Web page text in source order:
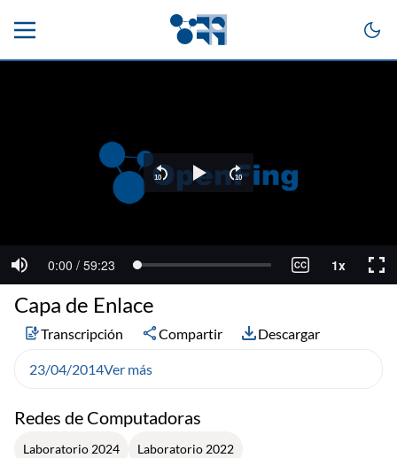
Redes de Computadoras
Laboratorio 2024 Laboratorio 2022
Capa de Enlace
Transcripción Compartir Descargar
23/04/2014Ver más